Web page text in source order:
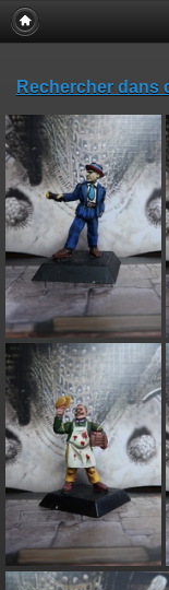
Rechercher dans